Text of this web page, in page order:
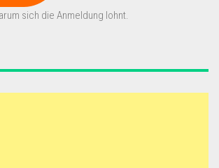
sich die Anmeldung lohnt.